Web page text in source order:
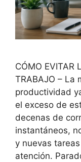
CÓMO EVITAR
TRABAJO – La
productividad
el exceso de
decenas de
instantáneos,
y nuevas
atención.